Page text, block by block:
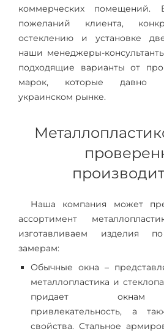
коммерческих помещений.
пожеланий клиента,
остеклению и установке
наши менеджеры-
подходящие варианты от
марок, которые давно
украинском рынке.
Наша компания может
ассортимент
изготавливаем изделия
замерам:
Обычные окна –
металлопластика и
придает окнам
привлекательность, а
свойства. Стальное